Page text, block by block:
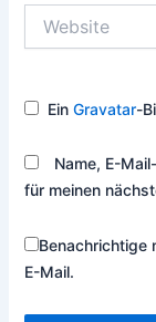
EinGravatar-
Name, E-
für meinen
Benachrichtige
E-Mail.